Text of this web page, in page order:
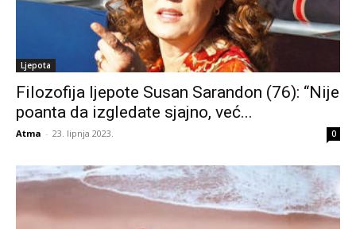
Ljepota
Filozofija ljepote Susan Sarandon (76): “Nije
poanta da izgledate sjajno, već...
Atma - 23. lipnja 2023. 0